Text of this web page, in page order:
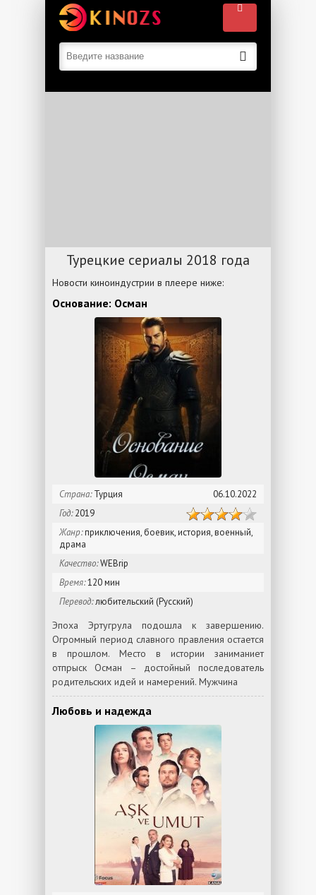
Турецкие сериалы 2018 года
Новости киноиндустрии в плеере ниже:
Основание: Осман
Страна:Турция
06.10.2022
Год:2019
Жанр:приключения, боевик, история, военный,
драма
Качество:WEBrip
Время:120 мин
Перевод:любительский (Русский)
Эпоха Эртугрула подошла к завершению.
Огромный период славного правления остается
в прошлом. Место в истории заниманиет
отпрыск Осман – достойный последователь
родительских идей и намерений. Мужчина
Любовь и надежда